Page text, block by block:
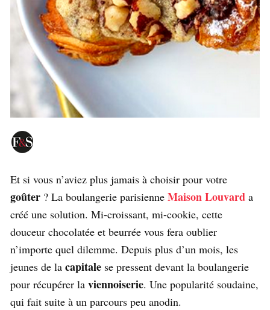
Et si vous n’aviez plus jamais à choisir pour votre
goûter ? La boulangerie parisienne Maison Louvard a
créé une solution. Mi-croissant, mi-cookie, cette
douceur chocolatée et beurrée vous fera oublier
n’importe quel dilemme. Depuis plus d’un mois, les
jeunes de la capitale se pressent devant la boulangerie
pour récupérer la viennoiserie. Une popularité soudaine,
qui fait suite à un parcours peu anodin.